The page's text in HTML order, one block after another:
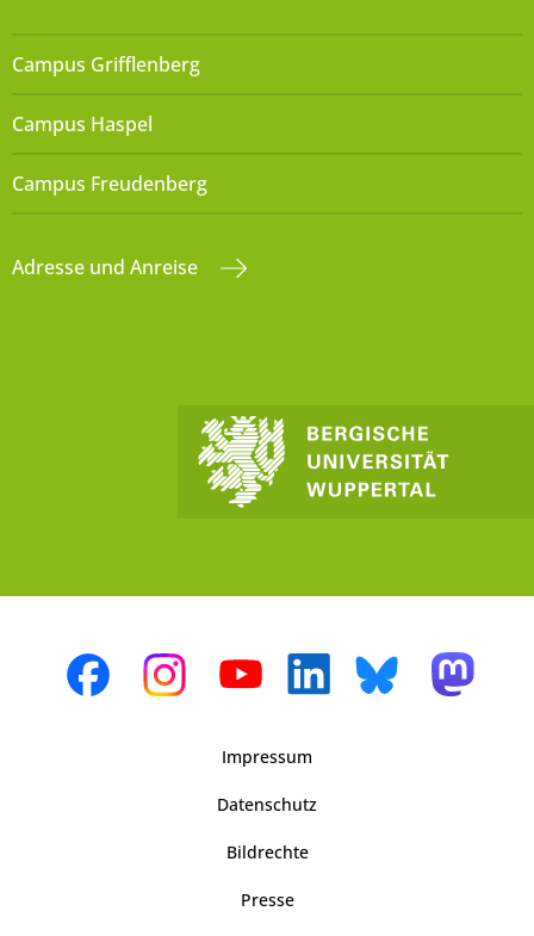
Campus Grifflenberg
Campus Haspel
Campus Freudenberg
Adresse und Anreise
Impressum
Datenschutz
Bildrechte
Presse